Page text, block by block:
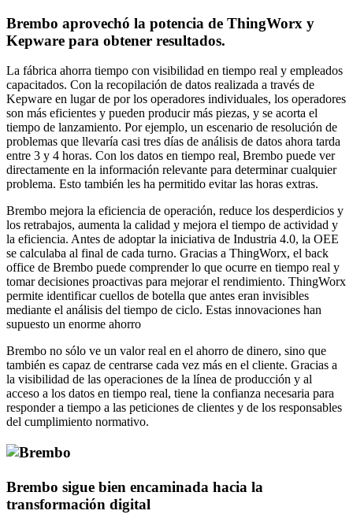
Brembo aprovechó la potencia de ThingWorx y
Kepware para obtener resultados.
La fábrica ahorra tiempo con visibilidad en tiempo real y empleados
capacitados. Con la recopilación de datos realizada a través de
Kepware en lugar de por los operadores individuales, los operadores
son más eficientes y pueden producir más piezas, y se acorta el
tiempo de lanzamiento. Por ejemplo, un escenario de resolución de
problemas que llevaría casi tres días de análisis de datos ahora tarda
entre 3 y 4 horas. Con los datos en tiempo real, Brembo puede ver
directamente en la información relevante para determinar cualquier
problema. Esto también les ha permitido evitar las horas extras.
Brembo mejora la eficiencia de operación, reduce los desperdicios y
los retrabajos, aumenta la calidad y mejora el tiempo de actividad y
la eficiencia. Antes de adoptar la iniciativa de Industria 4.0, la OEE
se calculaba al final de cada turno. Gracias a ThingWorx, el back
office de Brembo puede comprender lo que ocurre en tiempo real y
tomar decisiones proactivas para mejorar el rendimiento. ThingWorx
permite identificar cuellos de botella que antes eran invisibles
mediante el análisis del tiempo de ciclo. Estas innovaciones han
supuesto un enorme ahorro
Brembo no sólo ve un valor real en el ahorro de dinero, sino que
también es capaz de centrarse cada vez más en el cliente. Gracias a
la visibilidad de las operaciones de la línea de producción y al
acceso a los datos en tiempo real, tiene la confianza necesaria para
responder a tiempo a las peticiones de clientes y de los responsables
del cumplimiento normativo.
Brembo sigue bien encaminada hacia la
transformación digital